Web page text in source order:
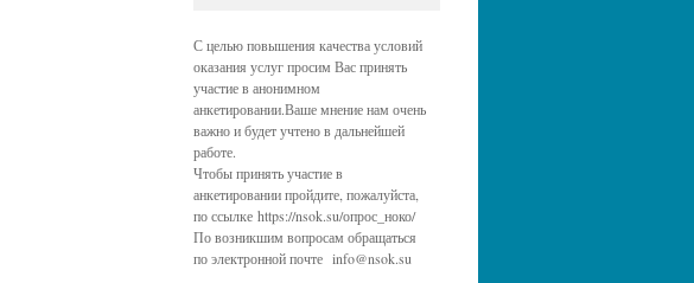
С целью повышения качества условий
оказания услуг просим Вас принять
участие в анонимном
анкетировании.Ваше мнение нам очень
важно и будет учтено в дальнейшей
работе.
Чтобы принять участие в
анкетировании пройдите, пожалуйста,
по ссылке https://nsok.su/опрос_ноко/
По возникшим вопросам обращаться
по электронной почте info@nsok.su